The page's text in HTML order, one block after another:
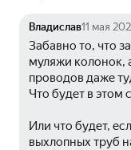
Владислав11 мая
Забавно то, что
муляжи колонок,
проводов даже
Что будет в этом
Или что будет,
выхлопных труб